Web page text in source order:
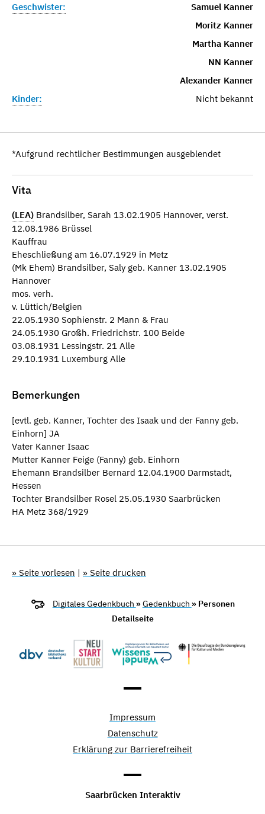
Geschwister:
Samuel Kanner
Moritz Kanner
Martha Kanner
NN Kanner
Alexander Kanner
Kinder:
Nicht bekannt
*Aufgrund rechtlicher Bestimmungen ausgeblendet
Vita
(LEA) Brandsilber, Sarah 13.02.1905 Hannover, verst.
12.08.1986 Brüssel
Kauffrau
Eheschließung am 16.07.1929 in Metz
(Mk Ehem) Brandsilber, Saly geb. Kanner 13.02.1905
Hannover
mos. verh.
v. Lüttich/Belgien
22.05.1930 Sophienstr. 2 Mann & Frau
24.05.1930 Großh. Friedrichstr. 100 Beide
03.08.1931 Lessingstr. 21 Alle
29.10.1931 Luxemburg Alle
Bemerkungen
[evtl. geb. Kanner, Tochter des Isaak und der Fanny geb.
Einhorn] JA
Vater Kanner Isaac
Mutter Kanner Feige (Fanny) geb. Einhorn
Ehemann Brandsilber Bernard 12.04.1900 Darmstadt,
Hessen
Tochter Brandsilber Rosel 25.05.1930 Saarbrücken
HA Metz 368/1929
» Seite vorlesen | » Seite drucken
Digitales Gedenkbuch »Gedenkbuch » Personen
Detailseite
Impressum
Datenschutz
Erklärung zur Barrierefreiheit
Saarbrücken Interaktiv